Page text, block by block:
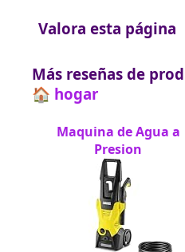
Valora esta página
Más reseñas de
🏠 hogar
Maquina de Agua a
Presion